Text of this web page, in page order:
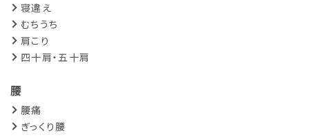
寝違え
むちうち
肩こり
四十肩・五十肩
腰
腰痛
ぎっくり腰